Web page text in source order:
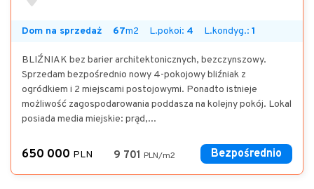
Dom na sprzedaż 67m2 L.pokoi: 4 L.kondyg.: 1
BLIŹNIAK bez barier architektonicznych, bezczynszowy.
Sprzedam bezpośrednio nowy 4-pokojowy bliźniak z
ogródkiem i 2 miejscami postojowymi. Ponadto istnieje
możliwość zagospodarowania poddasza na kolejny pokój. Lokal
posiada media miejskie: prąd,...
650 000 PLN 9 701 PLN/m2 Bezpośrednio